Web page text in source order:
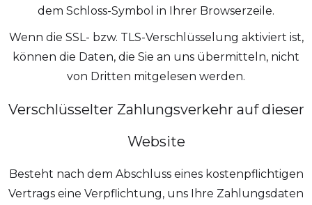
dem Schloss-Symbol in Ihrer Browserzeile.
Wenn die SSL- bzw. TLS-Verschlüsselung aktiviert ist,
können die Daten, die Sie an uns übermitteln, nicht
von Dritten mitgelesen werden.
Verschlüsselter Zahlungsverkehr auf dieser
Website
Besteht nach dem Abschluss eines kostenpflichtigen
Vertrags eine Verpflichtung, uns Ihre Zahlungsdaten